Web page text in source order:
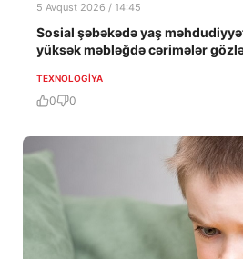
5 Avqust 2026 / 14:45
Sosial şəbəkədə yaş
yüksək məbləğdə cərimələr
TEXNOLOGIYA
0 0